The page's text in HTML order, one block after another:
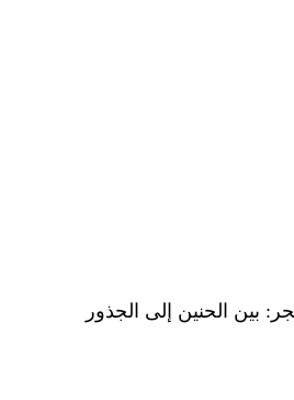
بين الحنين إلى الجذور